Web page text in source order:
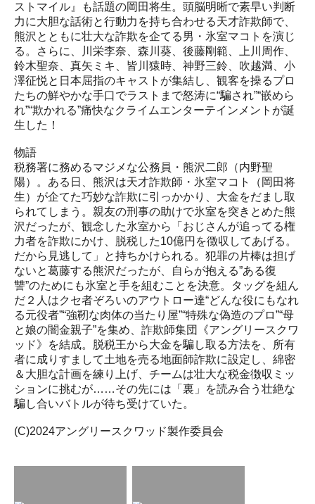
ストマイル』も話題の岡田将生。頭脳明晰で素早い判断
力に大胆な話術と行動力を持ち合わせる天才詐欺師で、
熊沢とともに壮大な詐欺を企てる男・氷室マコトを演じ
る。さらに、川栄李奈、森川葵、後藤剛範、上川周作、
鈴木聖奈、真矢ミキ、皆川猿時、神野三鈴、吹越満、小
澤征悦と日本屈指のキャストが集結し、観客を操るプロ
たちの鮮やかな手口でラストまで怒涛に“騙され”“嵌めら
れ”“欺かれる”痛快なクライムエンターテインメントが誕
生した！
物語
税務署に務めるマジメな公務員・熊沢二郎（内野聖
陽）。ある日、熊沢は天才詐欺師・氷室マコト（岡田将
生）が企てた巧妙な詐欺に引っかかり、大金をだまし取
られてしまう。親友の刑事の助けで氷室を突きとめた熊
沢だったが、観念した氷室から「おじさんが追ってる権
力者を詐欺にかけ、脱税した10億円を徴収してあげる。
だから見逃して」と持ちかけられる。犯罪の片棒は担げ
ないと葛藤する熊沢だったが、自らが抱える”ある復
讐”のためにも氷室と手を組むことを決意。タッグを組ん
だ２人はクセ者ぞろいのアウトロー達“どんな役にもなれ
る元役者”“強靭な肉体の当たり屋”“特殊な偽造のプロ”“母
と娘の闇金親子”を集め、詐欺師集団《アングリースクワ
ッド》を結成。脱税王から大金を騙し取る方法を、所有
者に成りすまして土地を売る地面師詐欺に設定し、綿密
＆大胆な計画を練り上げ、チームは壮大な税金徴収ミッ
ションに挑むが……その先には「裏」を読み合う壮絶な
騙し合いバトルが待ち受けていた。
(C)2024アングリースクワッド製作委員会